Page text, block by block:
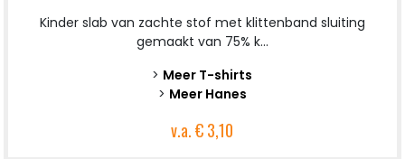
Kinder slab van zachte stof met klittenband sluiting
gemaakt van 75% k...
> Meer T-shirts
> Meer Hanes
v.a.€ 3,10